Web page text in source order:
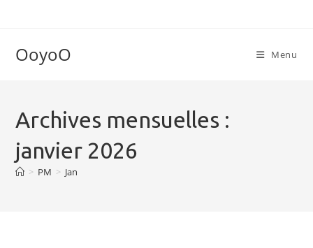
OoyoO Menu
Archives mensuelles :
janvier 2026
> PM > Jan